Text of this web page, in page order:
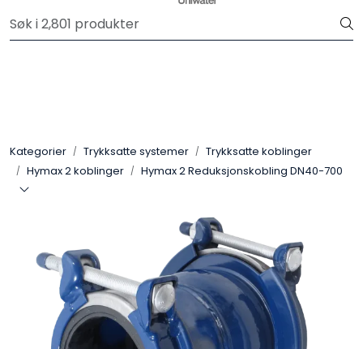
Vi oppdaterer sortimentet fortløpende med nye produkter
Kategorier Trykksatte systemer
Trykksatte koblinger
Hymax 2 koblinger
Hymax 2 Reduksjonskobling DN40-700
Verktøy & maskin
Pumper
Alle produkter